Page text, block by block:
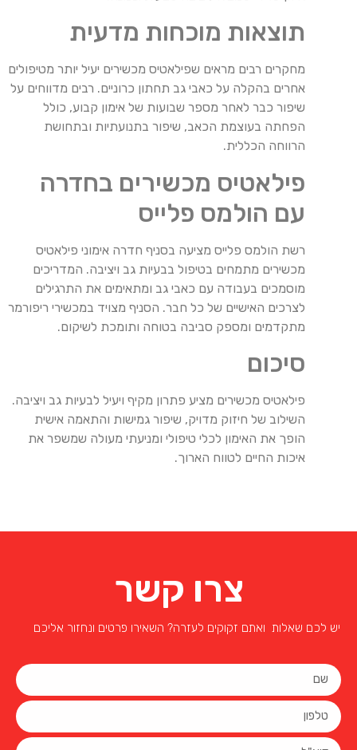
תוצאות מוכחות מדעית
מחקרים רבים מראים שפילאטיס מכשירים יעיל יותר מטיפולים
אחרים בהקלה על כאבי גב תחתון כרוניים. רבים מדווחים על
שיפור כבר לאחר מספר שבועות של אימון קבוע, כולל
הפחתה בעוצמת הכאב, שיפור בתנועתיות ובתחושת
הרווחה הכללית.
פילאטיס מכשירים בחדרה
עם הולמס פלייס
רשת הולמס פלייס מציעה בסניף חדרה אימוני פילאטיס
מכשירים מתמחים בטיפול בבעיות גב ויציבה. המדריכים
מוסמכים בעבודה עם כאבי גב ומתאימים את התרגילים
לצרכים האישיים של כל חבר. הסניף מצויד במכשירי ריפורמר
מתקדמים ומספק סביבה בטוחה ותומכת לשיקום.
סיכום
פילאטיס מכשירים מציע פתרון מקיף ויעיל לבעיות גב ויציבה.
השילוב של חיזוק מדויק, שיפור גמישות והתאמה אישית
הופך את האימון לכלי טיפולי ומניעתי מעולה שמשפר את
איכות החיים לטווח הארוך.
צרו קשר
יש לכם שאלות ואתם זקוקים לעזרה? השאירו פרטים ונחזור אליכם